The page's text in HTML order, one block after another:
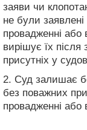
заяви чи
не були
провадженні
вирішує їх
присутніх у
2. Суд залишає
без поважних
провадженні